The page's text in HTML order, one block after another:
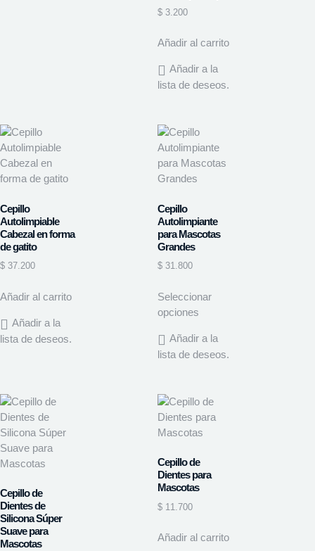
$ 3.200
Añadir al carrito
Añadir a la
lista de deseos.
Cepillo
Autolimpiable
Cabezal en forma
de gatito
$ 37.200
Añadir al carrito
Añadir a la
lista de deseos.
Cepillo
Autolimpiante
para Mascotas
Grandes
$ 31.800
Seleccionar
opciones
Añadir a la
lista de deseos.
Cepillo de
Dientes de
Silicona Súper
Suave para
Mascotas
Cepillo de
Dientes para
Mascotas
$ 11.700
Añadir al carrito